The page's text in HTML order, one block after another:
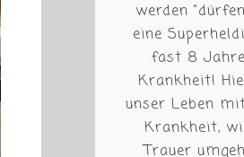
werden
eine
fast 8
Krankheit!
unser Leben
Krankheit,
Trauer